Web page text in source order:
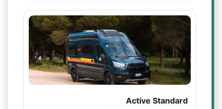
Active Standard